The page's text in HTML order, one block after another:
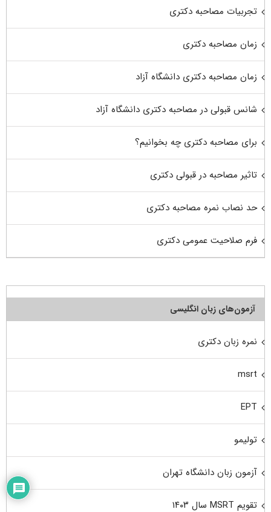
تجربیات مصاحبه دکتری
زمان مصاحبه دکتری
زمان مصاحبه دکتری دانشگاه آزاد
شانس قبولی در مصاحبه دکتری دانشگاه آزاد
برای مصاحبه دکتری چه بخوانیم؟
تاثیر مصاحبه در قبولی دکتری
حد نصاب نمره مصاحبه دکتری
فرم صلاحیت عمومی دکتری
آزمون‌های زبان انگلیسی
نمره زبان دکتری
msrt
EPT
تولیمو
آزمون زبان دانشگاه تهران
تقویم MSRT سال ۱۴۰۳